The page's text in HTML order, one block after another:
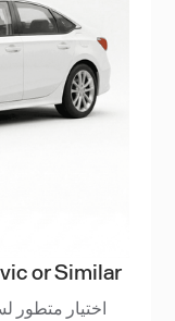
or Similar
اختيار متطور